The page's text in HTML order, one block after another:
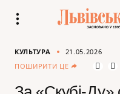
КУЛЬТУРА
21.05.2026
ПОШИРИТИ ЦЕ